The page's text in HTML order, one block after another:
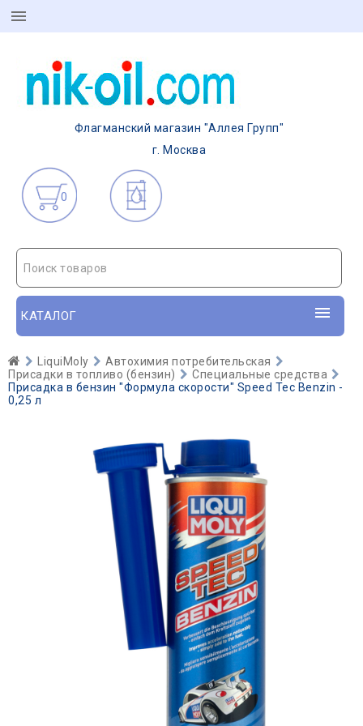
Флагманский магазин "Аллея Групп"
г. Москва
0
Поиск товаров
КАТАЛОГ
LiquiMoly
Автохимия потребительская
Присадки в топливо (бензин)
Специальные средства
Присадка в бензин "Формула скорости" Speed Tec Benzin -
0,25 л